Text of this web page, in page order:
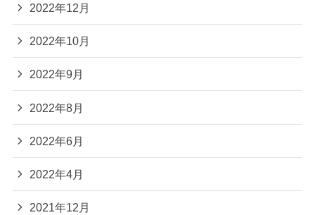
2022年12月
2022年10月
2022年9月
2022年8月
2022年6月
2022年4月
2021年12月